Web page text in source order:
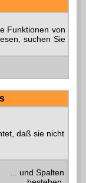
Funktionen von
suchen Sie
daß sie nicht
... und Spalten